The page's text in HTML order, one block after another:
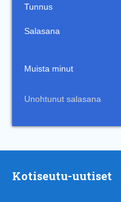
Tunnus
Salasana
Muista minut
Unohtunut salasana
Kotiseutu-uutiset